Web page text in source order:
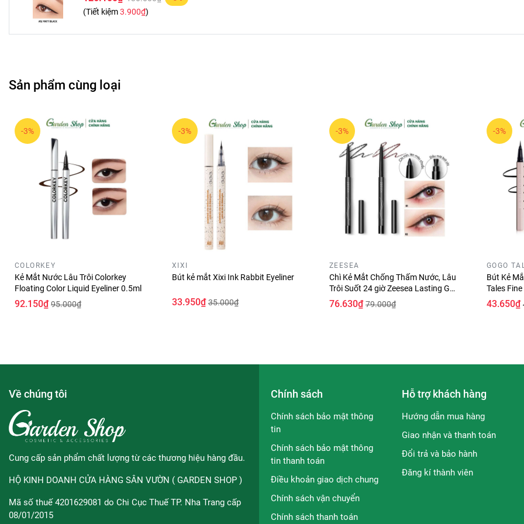
- Thiết kế xinh xắn với bao bì vỏ hộp có amfu trùng với màu kẻ mắt cho bạn dễ dàng quan sát
- Thân bút có tông màu hồng nhạt đặc trưng của Lilybyred rất dễ thương
- Bút kẻ mắt với tông màu cơ bản, với đầu bút cực mảnh, giúp bạn dễ dàng tạo được những đường kẻ theo ý muốn. Nét
- Đầu bút siêu mảnh 0.1mm cùng chất mực cải tiến tạo ra nét vẽ siêu mảnh và uyển chuyển, giúp dễ dàng thao tác trên
(Tiết kiệm3.900₫)
Sản phẩm cùng loại
-3%
COLORKEY
Kẻ Mắt Nước Lâu Trôi Colorkey
Floating Color Liquid Eyeliner 0.5ml
92.150₫ 95.000₫
-3%
XIXI
Bút kẻ mắt Xixi Ink Rabbit Eyeliner
33.950₫ 35.000₫
-3%
ZEESEA
Chì Kẻ Mắt Chống Thấm Nước, Lâu
Trôi Suốt 24 giờ Zeesea Lasting Gel
Liner 0.28g
76.630₫ 79.000₫
-3%
GOGO
Bút Kẻ
Tales
43.650₫
Về chúng tôi
Cung cấp sản phẩm chất lượng từ các thương hiệu hàng đầu.
HỘ KINH DOANH CỬA HÀNG SÂN VƯỜN ( GARDEN SHOP )
Mã số thuế 4201629081 do Chi Cục Thuế TP. Nha Trang cấp
08/01/2015
Chính sách
Chính sách bảo mật thông
tin
Chính sách bảo mật thông
tin thanh toán
Điều khoản giao dịch chung
Chính sách vận chuyển
Chính sách thanh toán
Hỗ trợ khách hàng
Hướng dẫn mua hàng
Giao nhận và thanh toán
Đổi trả và bảo hành
Đăng kí thành viên